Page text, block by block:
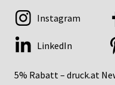
5% Rabatt – druck.at
Instagram
LinkedIn